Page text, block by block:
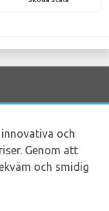
och
Genom att
och smidig